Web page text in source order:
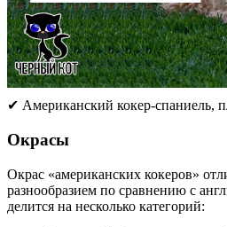
✔ Американский кокер-
Окрасы
Окрас «американских кокеров»
разнообразием по сравнению с
делится на несколько категорий: